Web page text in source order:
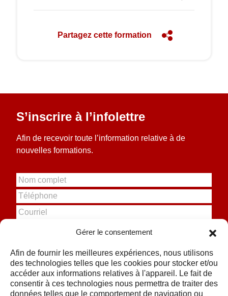
Gérer le consentement
Afin de fournir les meilleures expériences, nous utilisons
des technologies telles que les cookies pour stocker et/ou
accéder aux informations relatives à l'appareil. Le fait de
consentir à ces technologies nous permettra de traiter des
données telles que le comportement de navigation ou
Partagez cette formation
S’inscrire à l’infolettre
Afin de recevoir toute l’information relative à de
nouvelles formations.
N
o
m
c
o
e
t
T
é
o
n
e
C
o
r
i
e
l
*